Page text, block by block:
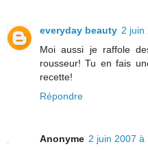
everyday beauty 2 juin
Moi aussi je raffole
rousseur! Tu en fais
recette!
Répondre
Anonyme 2 juin 2007 à